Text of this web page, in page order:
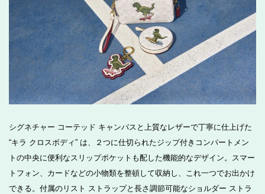
シグネチャー コーテッド キャンバスと上質なレザーで丁寧に仕上げた
“キラ クロスボディ” は、２つに仕切られたジップ付きコンパートメン
トの中央に便利なスリップポケットも配した機能的なデザイン。スマー
トフォン、カードなどの小物類を整頓して収納し、これ一つでお出かけ
できる。付属のリスト ストラップと長さ調節可能なショルダー ストラ